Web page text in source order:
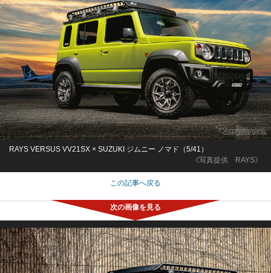
《写真提供 RAYS》
RAYS VERSUS VV21SX × SUZUKI ジムニー ノマド（5/41）
この記事へ戻る